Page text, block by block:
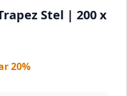
Stel | 200 x
20%